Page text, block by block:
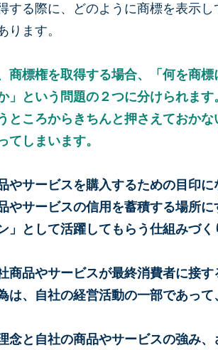
する際に、どのように商標を表示
ります。
商標権を取得する場合、「何を商
」という問題の２つに分けられま
ところからきちんと押さえておか
てしまいます。
やサービスを購入するための目印
やサービスの信用を蓄積する場所
」として活躍してもらう仕組みづく
商品やサービスが最終消費者に接
は、自社の経営活動の一部であっ
念と自社の商品やサービスの強み